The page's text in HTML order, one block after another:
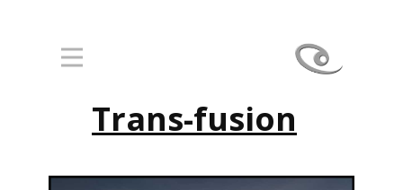
Trans-fusion